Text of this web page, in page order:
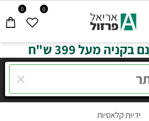
0 0
מעל 399 ש"ח
ידיות קלאסיות